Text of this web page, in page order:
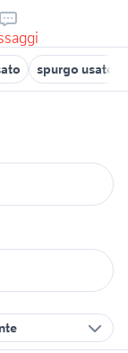
spurgo usato